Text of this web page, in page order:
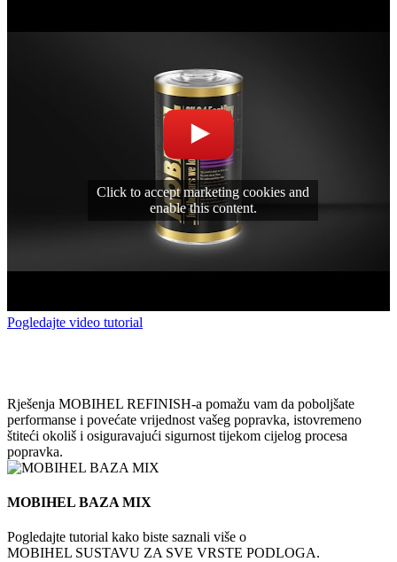
Click to accept marketing cookies and
enable this content.
Pogledajte video tutorial
Rješenja MOBIHEL REFINISH-a pomažu vam da poboljšate
performanse i povećate vrijednost vašeg popravka, istovremeno
štiteći okoliš i osiguravajući sigurnost tijekom cijelog procesa
popravka.
MOBIHEL BAZA MIX
Pogledajte tutorial kako biste saznali više o
MOBIHEL SUSTAVU ZA SVE VRSTE PODLOGA.